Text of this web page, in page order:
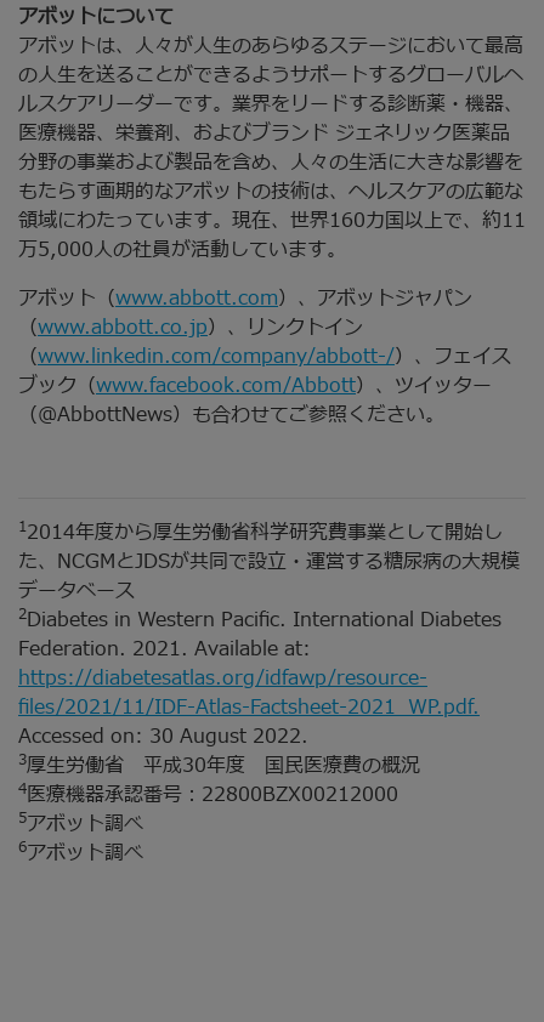
アボットについて
アボットは、人々が人生のあらゆるステージにおいて最高
の人生を送ることができるようサポートするグローバルヘ
ルスケアリーダーです。業界をリードする診断薬・機器、
医療機器、栄養剤、およびブランド ジェネリック医薬品
分野の事業および製品を含め、人々の生活に大きな影響を
もたらす画期的なアボットの技術は、ヘルスケアの広範な
領域にわたっています。現在、世界160カ国以上で、約11
万5,000人の社員が活動しています。
アボット（www.abbott.com）、アボットジャパン
（www.abbott.co.jp）、リンクトイン
（www.linkedin.com/company/abbott-/）、フェイス
ブック（www.facebook.com/Abbott）、ツイッター
（@AbbottNews）も合わせてご参照ください。
12014年度から厚生労働省科学研究費事業として開始し
た、NCGMとJDSが共同で設立・運営する糖尿病の大規模
データベース
2Diabetes in Western Pacific. International Diabetes
Federation. 2021. Available at:
https://diabetesatlas.org/idfawp/resource-
files/2021/11/IDF-Atlas-Factsheet-2021_WP.pdf.
Accessed on: 30 August 2022.
3厚生労働省 平成30年度 国民医療費の概況
4医療機器承認番号：22800BZX00212000
5アボット調べ
6アボット調べ